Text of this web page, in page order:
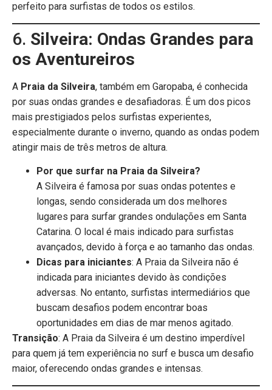
perfeito para surfistas de todos os estilos.
6. Silveira: Ondas Grandes para
os Aventureiros
A Praia da Silveira, também em Garopaba, é conhecida
por suas ondas grandes e desafiadoras. É um dos picos
mais prestigiados pelos surfistas experientes,
especialmente durante o inverno, quando as ondas podem
atingir mais de três metros de altura.
Por que surfar na Praia da Silveira?
A Silveira é famosa por suas ondas potentes e
longas, sendo considerada um dos melhores
lugares para surfar grandes ondulações em Santa
Catarina. O local é mais indicado para surfistas
avançados, devido à força e ao tamanho das ondas.
Dicas para iniciantes: A Praia da Silveira não é
indicada para iniciantes devido às condições
adversas. No entanto, surfistas intermediários que
buscam desafios podem encontrar boas
oportunidades em dias de mar menos agitado.
Transição: A Praia da Silveira é um destino imperdível
para quem já tem experiência no surf e busca um desafio
maior, oferecendo ondas grandes e intensas.